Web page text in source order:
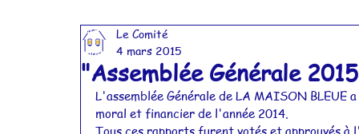
Actualités 2023
Actualités 2019 Actualités 2018
"Assemblée Générale
Le Comité
4 mars 2015
L'assemblée Générale de LA MAISON
moral et financier de l'année 2014.
Tous ces rapports furent votés et approuvés à